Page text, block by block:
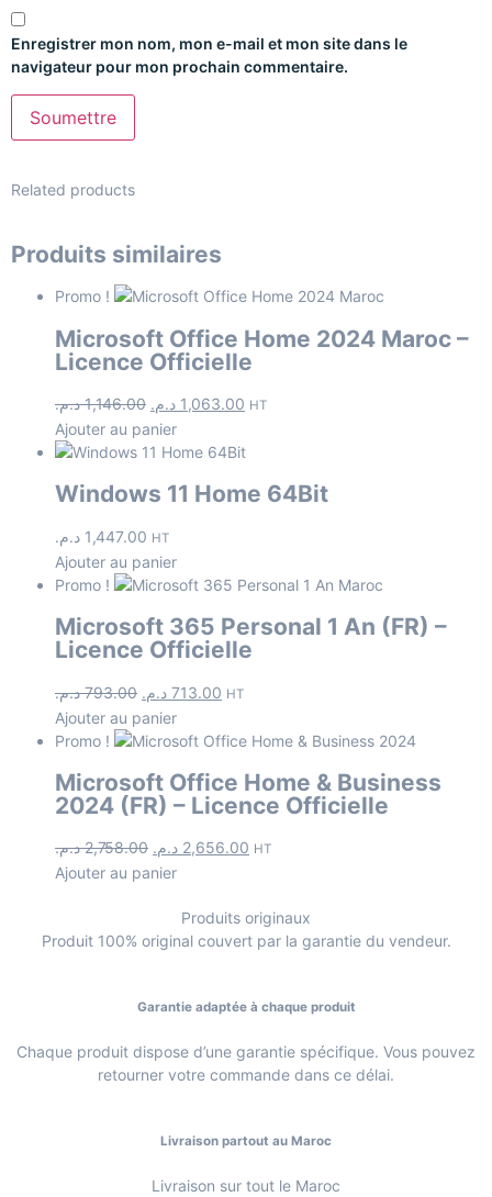
Enregistrer mon nom, mon e-mail et mon site dans le
navigateur pour mon prochain commentaire.
Related products
Produits similaires
Promo !
Microsoft Office Home 2024 Maroc –
Licence Officielle
1,146.00 د.م. 1,063.00 د.م. HT
Ajouter au panier
Windows 11 Home 64Bit
1,447.00 د.م. HT
Ajouter au panier
Promo !
Microsoft 365 Personal 1 An (FR) –
Licence Officielle
793.00 د.م. 713.00 د.م. HT
Ajouter au panier
Promo !
Microsoft Office Home & Business
2024 (FR) – Licence Officielle
2,758.00 د.م. 2,656.00 د.م. HT
Ajouter au panier
Produits originaux
Produit 100% original couvert par la garantie du vendeur.
Garantie adaptée à chaque produit
Chaque produit dispose d’une garantie spécifique. Vous pouvez
retourner votre commande dans ce délai.
Livraison partout au Maroc
Livraison sur tout le Maroc